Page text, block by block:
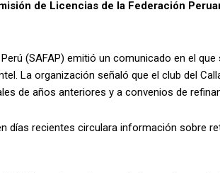
de Licencias de la Federación
(SAFAP) emitió un comunicado en el
La organización señaló que el club del
de años anteriores y a convenios de
días recientes circulara información sobre